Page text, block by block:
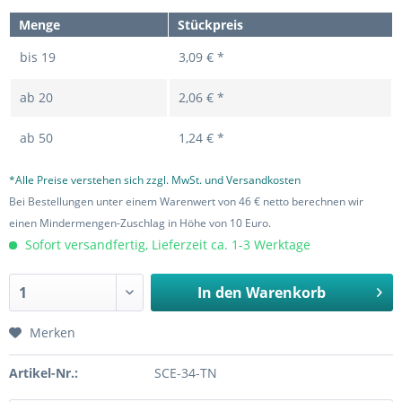
Menge
Stückpreis
bis 19 3,09 € *
ab 20 2,06 € *
ab 50 1,24 € *
*Alle Preise verstehen sich zzgl. MwSt. und Versandkosten
Bei Bestellungen unter einem Warenwert von 46 € netto berechnen wir
einen Mindermengen-Zuschlag in Höhe von 10 Euro.
Sofort versandfertig, Lieferzeit ca. 1-3 Werktage
In den Warenkorb
Merken
Artikel-Nr.: SCE-34-TN